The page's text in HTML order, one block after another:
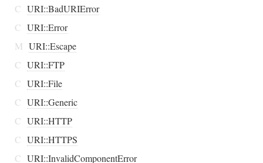
C URI::BadURIError
C URI::Error
M URI::Escape
C URI::FTP
C URI::File
C URI::Generic
C URI::HTTP
C URI::HTTPS
C URI::InvalidComponentError